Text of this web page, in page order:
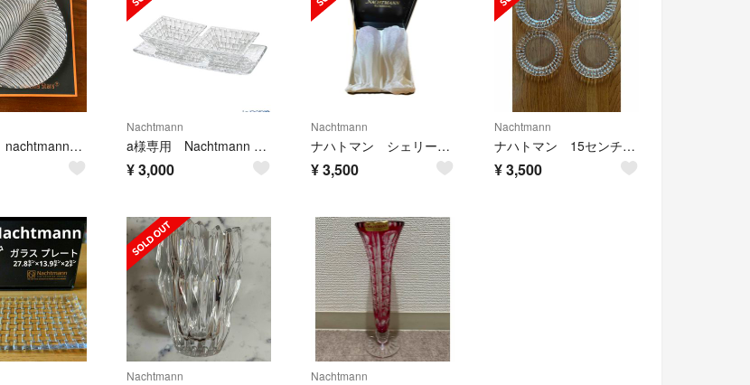
【値下げ】nachtmannのマンボ チャージャープレート ガラス皿 32㎝
Nachtmann
a様専用 Nachtmann Serving /3 Bossa Nova
¥3,000
Nachtmann
ナハトマン シェリーセット
¥3,500
Nachtmann
ナハトマン 15センチ バタープレート
¥3,500
Nachtmann Nachtmann